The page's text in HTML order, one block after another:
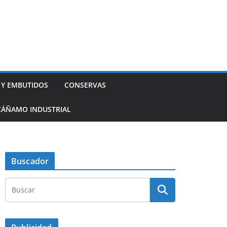
EMBUTIDOS CONSERVAS
INDUSTRIAL
Buscador